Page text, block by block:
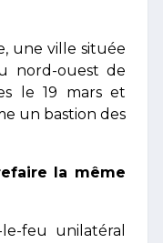
une ville située
nord-ouest de
le 19 mars et
un bastion des
la même
feu unilatéral